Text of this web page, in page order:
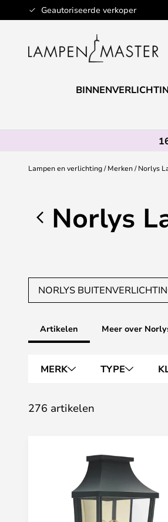
Geautoriseerde verkoper
Ga
naar
inhoud
Lampen en verlichting Merken Norlys
Norlys
NORLYS
Artikelen Meer over
MERK TYPE
276 artikelen